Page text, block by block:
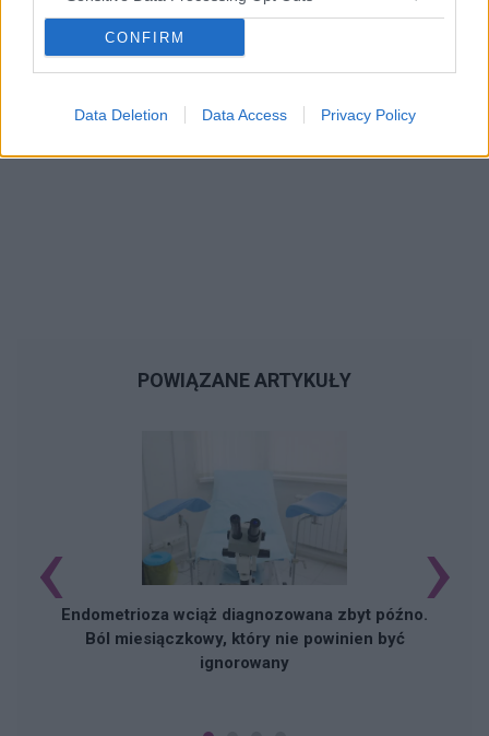
CONFIRM
Data Deletion Data Access Privacy Policy
POWIĄZANE ARTYKUŁY
Endometrioza wciąż diagnozowana zbyt późno.
Ból miesiączkowy, który nie powinien być
ignorowany
‹ ›